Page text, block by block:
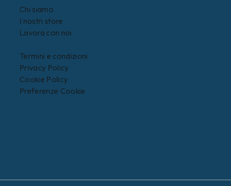
Chi siamo
I nostri store
Lavora con noi
Termini e condizioni
Privacy Policy
Cookie Policy
Preferenze Cookie